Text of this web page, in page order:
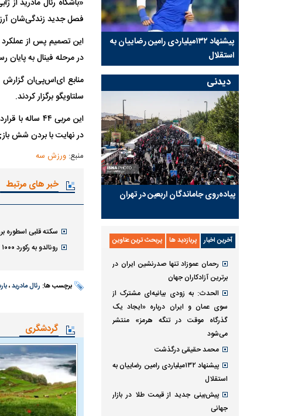
«باشگاه رئال مادرید از
فصل جدید زندگی‌شان
در مرحله فینال به پایان
سلتاویگو برگزار کردند.
در نهایت با بردن شش
منبع: ورزش سه
خبر های مرتبط
سکته قلبی اسطوره
رونالدو به رکورد ۱۰۰۰ گل نزدیک شد؛ اسطوره پرتغال در ۴۰ سالگی همچنان انگیزه بازی دارد
برچسب ها: رئال مادرید،
گردشگری
پیشنهاد ۱۳۲میلیاردی رامین رضاییان به
استقلال
بازگشت اندونگ به استقلال
هافبک گابنی در آستانه
دیدنی
پیاده‌روی جاماندگان اربعین در تهران
آخرین اخبار پربازدید ها پربحث ترین عناوین
رحمان عموزاد تنها صدرنشین ایران در
برترین آزادکاران جهان
الحدث: به زودی بیانیه‌ای مشترک از
سوی عمان و ایران درباره «ایجاد یک
گذرگاه موقت در تنگه هرمز» منتشر
می‌شود
محمد حقیقی درگذشت
پیشنهاد ۱۳۲میلیاردی رامین رضاییان به
استقلال
پیش‌بینی جدید از قیمت طلا در بازار
جهانی